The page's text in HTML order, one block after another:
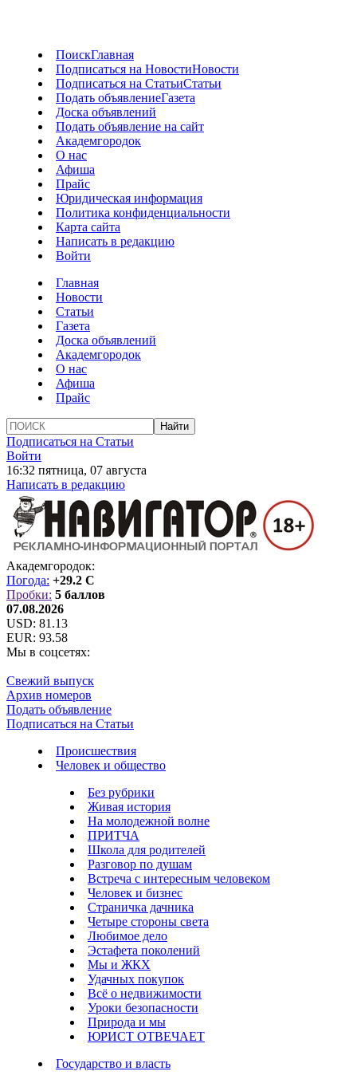
ПоискГлавная
Подписаться на НовостиНовости
Подписаться на СтатьиСтатьи
Подать объявлениеГазета
Доска объявлений
Подать объявление на сайт
Академгородок
О нас
Афиша
Прайс
Юридическая информация
Политика конфиденциальности
Карта сайта
Написать в редакцию
Войти
Главная
Новости
Статьи
Газета
Доска объявлений
Академгородок
О нас
Афиша
Прайс
Подписаться на Статьи
Войти
16:32 пятница, 07 августа
Написать в редакцию
Академгородок:
Погода: +29.2 C
Пробки: 5 баллов
07.08.2026
USD: 81.13
EUR: 93.58
Мы в соцсетях:
Свежий выпуск
Архив номеров
Подать объявление
Подписаться на Статьи
Происшествия
Человек и общество
Без рубрики
Живая история
На молодежной волне
ПРИТЧА
Школа для родителей
Разговор по душам
Встреча с интересным человеком
Человек и бизнес
Страничка дачника
Четыре стороны света
Любимое дело
Эстафета поколений
Мы и ЖКХ
Удачных покупок
Всё о недвижимости
Уроки безопасности
Природа и мы
ЮРИСТ ОТВЕЧАЕТ
Государство и власть